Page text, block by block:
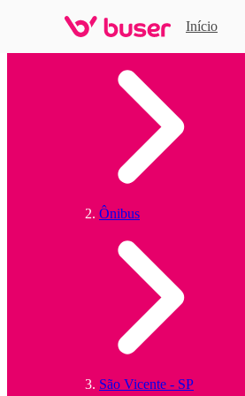
Início
Ônibus
São Vicente - SP